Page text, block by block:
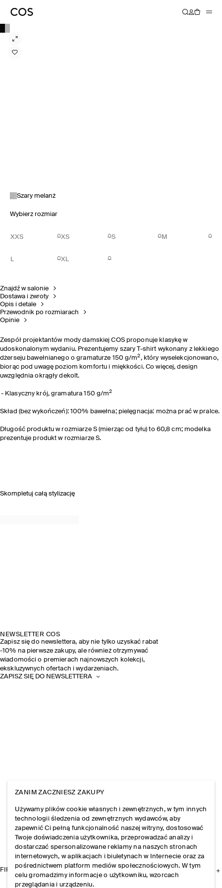
Szary melanż
Wybierz rozmiar
XXS XS S M
L XL
Znajdź w salonie
Dostawa i zwroty
Opis i detale
Przewodnik po rozmiarach
Opinie
Zespół projektantów mody damskiej COS proponuje klasykę w
udoskonalonym wydaniu. Prezentujemy szary T-shirt wykonany z lekkiego
dżerseju bawełnianego o gramaturze 150 g/m2, który wyselekcjonowano,
biorąc pod uwagę poziom komfortu i miękkości. Co więcej, design
uwzględnia okrągły dekolt.
Klasyczny krój, gramatura 150 g/m2
Skład (bez wykończeń): 100% bawełna; pielęgnacja: można prać w pralce.
Długość produktu w rozmiarze S (mierząc od tyłu) to 60,8 cm; modelka
prezentuje produkt w rozmiarze S.
Skompletuj całą stylizację
NEWSLETTER COS
Zapisz się do newslettera, aby nie tylko uzyskać rabat
-10% na pierwsze zakupy, ale również otrzymywać
wiadomości o premierach najnowszych kolekcji,
ekskluzywnych ofertach i wydarzeniach.
ZAPISZ SIĘ DO NEWSLETTERA
FIRMA
ZANIM ZACZNIESZ ZAKUPY
Używamy plików cookie własnych i zewnętrznych, w tym innych
technologii śledzenia od zewnętrznych wydawców, aby
zapewnić Ci pełną funkcjonalność naszej witryny, dostosować
Twoje doświadczenia użytkownika, przeprowadzać analizy i
dostarczać spersonalizowane reklamy na naszych stronach
internetowych, w aplikacjach i biuletynach w Internecie oraz za
pośrednictwem platform mediów społecznościowych. W tym
celu gromadzimy informacje o użytkowniku, wzorcach
przeglądania i urządzeniu.